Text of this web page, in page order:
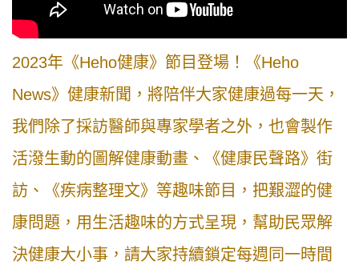
2023年《Heho健康》節目登場！《Heho
News》健康新聞，將陪伴大家健康過每一天，
我們除了採訪醫師與專家學者之外，也會製作
活潑生動的圖解健康動畫、《健康民聲路》街
訪、《疾病整理文》等趣味節目，把艱澀的健
康問題，用生活趣味的方式呈現，幫助民眾解
決健康大小事，請大家持續鎖定每週同一時間